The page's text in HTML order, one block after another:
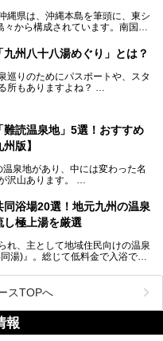
は貸切湯にスポットを当て、その
縄県は、沖縄本島を筆頭に、東シ
から構成されています。南国な
史や文化など、多くの人を惹きつ
観光県です。
湯には、ホテル併設などリゾート
くあります。日帰りでも旅行気分
州八十八湯めぐり」とは？
巡りのためにパスポートや、スタ
所もありますよね？
いスタンプラリーでしょう。
読温泉地」5選！おすすめ
版】
泉地があり、中には変わった名
沢山あります。
読温泉地」を、地域ごとにクイズ
終回)である今回は、九州地方の
しました。
レンジしてみて下さいね！
同浴場20選！地元九州の温泉
し極上湯を厳選
れ、主として地域住民向けの温泉
湯)』。総じて低料金で入浴で
地にありますが、特に九州地方は
し、質・量ともに大変充実。九州
決して過言では無いでしょう。
泉ライターである筆者が過去入浴
と泉質の良さにこだわって九州の
スTOPへ
報